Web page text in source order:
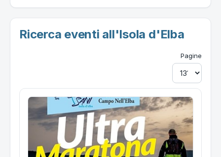
Ricerca eventi all'Isola d'Elba
Pagine